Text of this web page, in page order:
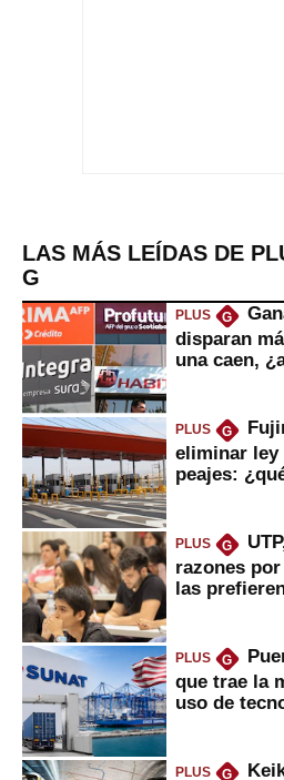
LAS MÁS LEÍDAS DE
G
PLUS G
disparan
una caen,
PLUS G
eliminar ley
peajes:
PLUS G
razones
las
PLUS G
que trae la
uso de
PLUS G